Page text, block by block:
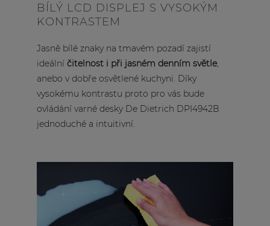
BÍLÝ LCD DISPLEJ S VYSOKÝM
KONTRASTEM
Jasně bílé znaky na tmavém pozadí zajistí
ideální čitelnost i při jasném denním světle,
anebo v dobře osvětlené kuchyni. Díky
vysokému kontrastu proto pro vás bude
ovládání varné desky De Dietrich DPI4942B
jednoduché a intuitivní.